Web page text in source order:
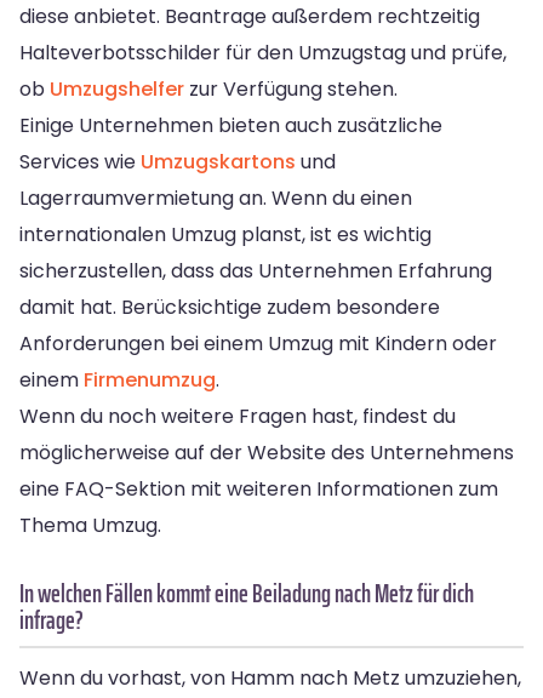
diese anbietet. Beantrage außerdem rechtzeitig
Halteverbotsschilder für den Umzugstag und prüfe,
ob Umzugshelfer zur Verfügung stehen.
Einige Unternehmen bieten auch zusätzliche
Services wie Umzugskartons und
Lagerraumvermietung an. Wenn du einen
internationalen Umzug planst, ist es wichtig
sicherzustellen, dass das Unternehmen Erfahrung
damit hat. Berücksichtige zudem besondere
Anforderungen bei einem Umzug mit Kindern oder
einem Firmenumzug.
Wenn du noch weitere Fragen hast, findest du
möglicherweise auf der Website des Unternehmens
eine FAQ-Sektion mit weiteren Informationen zum
Thema Umzug.
In welchen Fällen kommt eine Beiladung nach Metz für dich
infrage?
Wenn du vorhast, von Hamm nach Metz umzuziehen,